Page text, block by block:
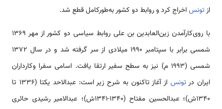
ازتونساخراج کرد و روابط دو کشور به‌طورکامل قطع شد.
با روی‌کارآمدن زین‌العابدین بن علی روابط سیاسی دو کشور از مهر ۱۳۶۹
شمسی برابر با سپتامبر ۱۹۹۰ میلادی از سر گرفته شد و در سال ۱۳۷۲
شمسی (۱۹۹۳ م) نیز به سطح سفیر ارتقا یافت. اسامی سفرا وکارداران
ایران در تونس
از آغاز تاکنون به شرح زیر است: عبدالاحد یکتا (۱۳۳۶ تا
۱۳۴۰ش)؛ عبدالحسین مفتاح (۱۳۴۰-۱۳۴۱ش)؛ عبدالامیر رشیدی حائری